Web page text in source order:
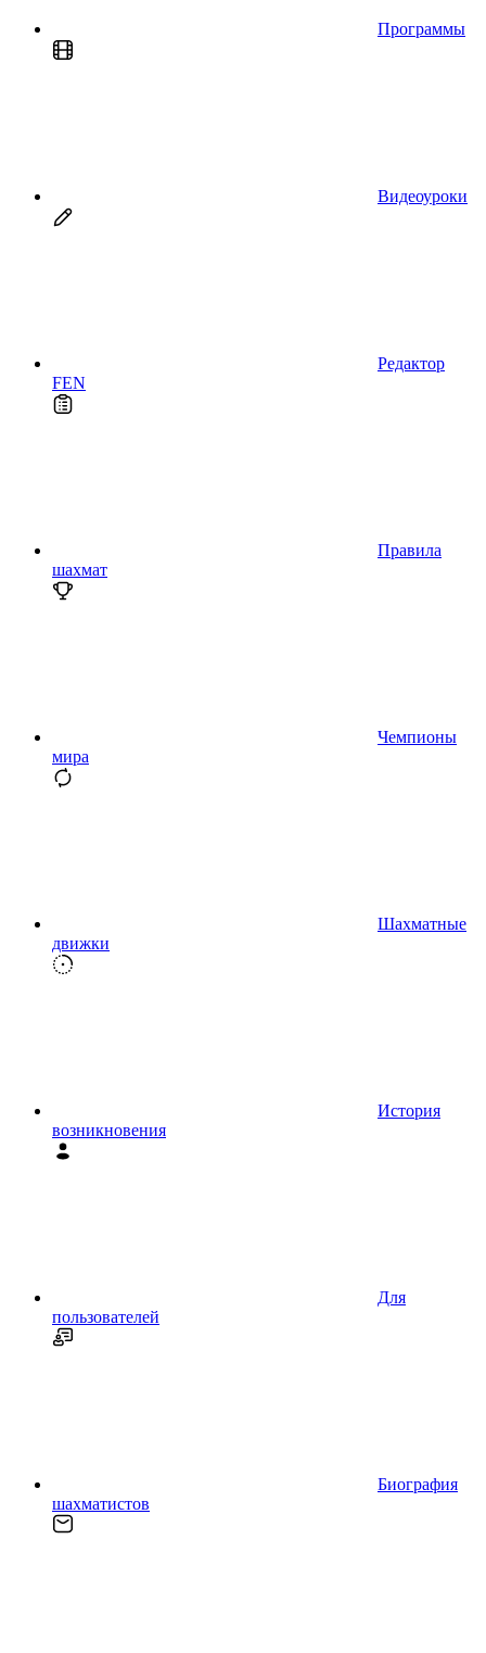
Программы
Видеоуроки
Редактор
FEN
Правила
шахмат
Чемпионы
мира
Шахматные
движки
История
возникновения
Для
пользователей
Биография
шахматистов